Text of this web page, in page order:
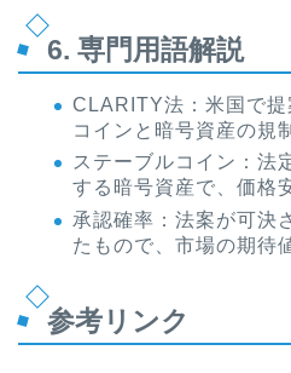
6. 専門用語解説
CLARITY法：米国で
コインと暗号資産の規
ステーブルコイン：法
する暗号資産で、価格
承認確率：法案が可決
たもので、市場の期待
参考リンク